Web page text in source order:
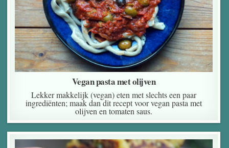
Vegan pasta met olijven
Lekker makkelijk (vegan) eten met slechts een paar
ingrediënten; maak dan dit recept voor vegan pasta met
olijven en tomaten saus.